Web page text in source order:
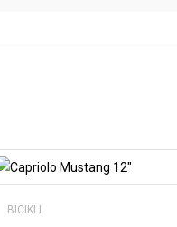
BICIKLI